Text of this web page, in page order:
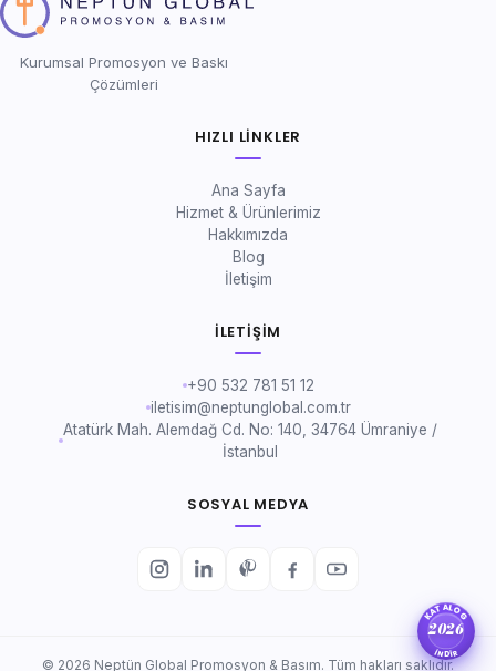
Kurumsal Promosyon ve Baskı
Çözümleri
HIZLI LINKLER
Ana Sayfa
Hizmet & Ürünlerimiz
Hakkımızda
Blog
İletişim
İLETIŞIM
+90 532 781 51 12
iletisim@neptunglobal.com.tr
Atatürk Mah. Alemdağ Cd. No: 140, 34764 Ümraniye /
İstanbul
SOSYAL MEDYA
© 2026 Neptün Global Promosyon & Basım. Tüm hakları saklıdır.
KATALOG
İNDİR
2026